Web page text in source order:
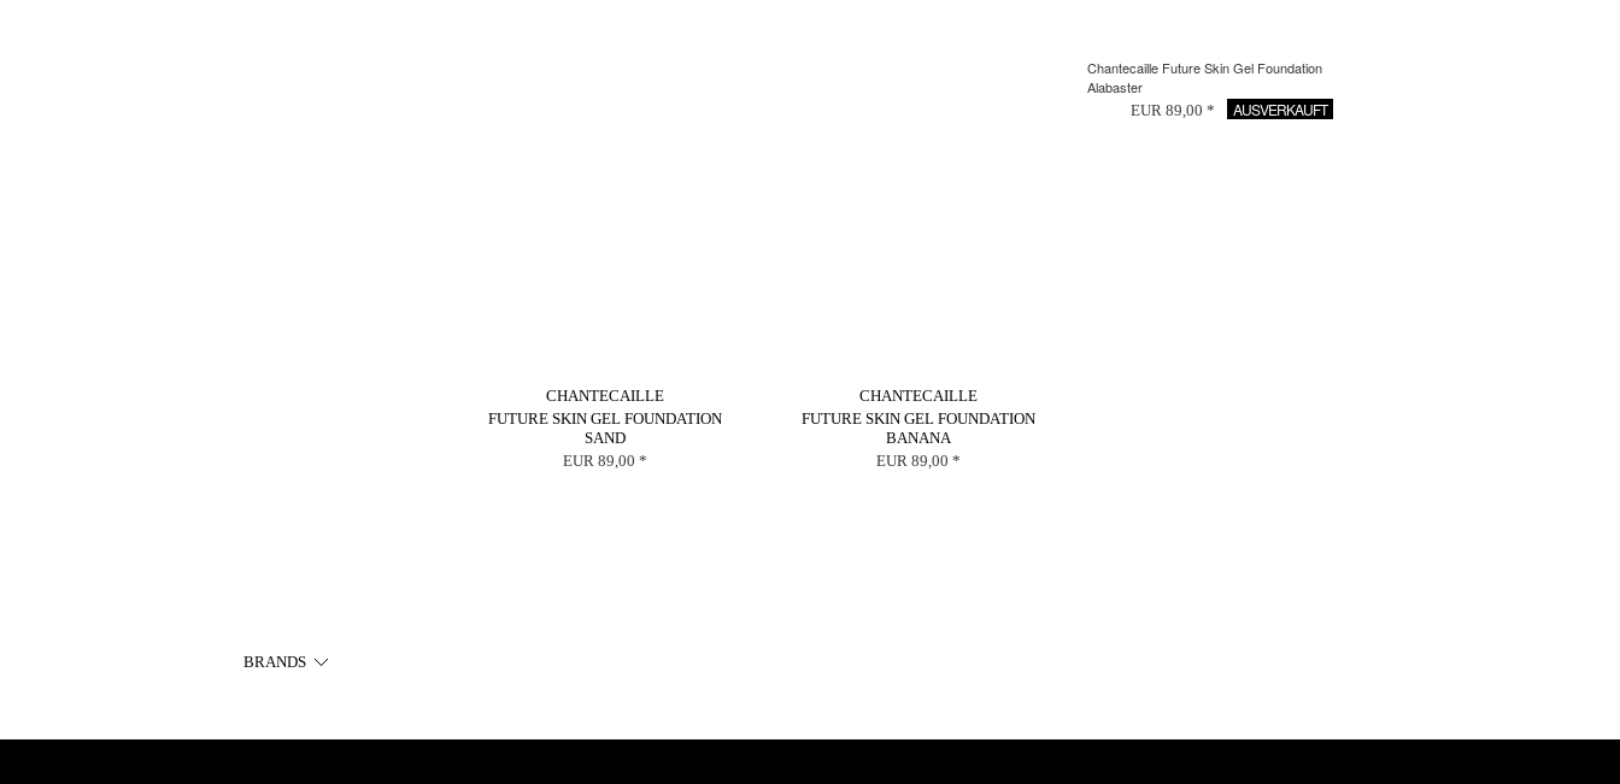
CHANTECAILLE
FUTURE SKIN GEL FOUNDATION
SAND
EUR 89,00 *
CHANTECAILLE
FUTURE SKIN GEL FOUNDATION
BANANA
EUR 89,00 *
Chantecaille Future Skin Gel Foundation
Alabaster
EUR 89,00 * AUSVERKAUFT
BRANDS